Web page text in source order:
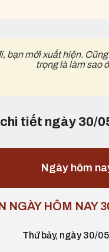
bạn mới xuất hiện.
trọng là làm sao
tiết ngày 30/
Ngày hôm
NGÀY HÔM NAY
Thứ bảy, ngày 30/